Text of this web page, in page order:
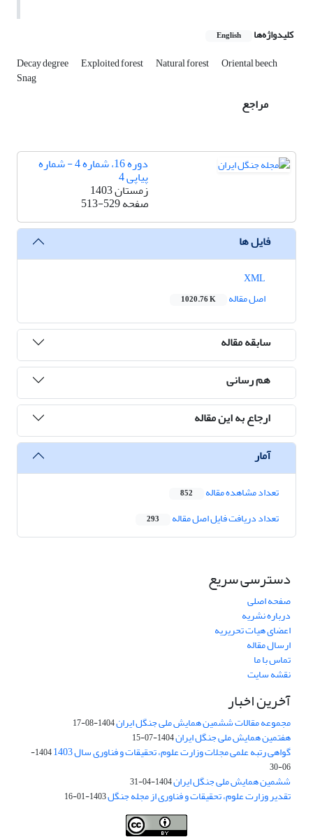
کلیدواژه‌ها English
Decay degree Exploited forest Natural forest Oriental beech
Snag
مراجع
دوره 16، شماره 4 - شماره
پیاپی 4
زمستان 1403
صفحه513-529
فایل ها
اصل مقاله
1020.76 K
سابقه مقاله
هم رسانی
ارجاع به این مقاله
آمار
تعداد مشاهده مقاله 852
تعداد دریافت فایل اصل مقاله 293
دسترسی سریع
صفحه اصلی
درباره نشریه
اعضای هیات تحریریه
ارسال مقاله
تماس با ما
نقشه سایت
آخرین اخبار
مجموعه مقالات ششمین همایش ملی جنگل ایران1404-08-17
هفتمین همایش ملی جنگل ایران1404-07-15
گواهی رتبه علمی مجلات وزارت علوم، تحقیقات و فناوری سال 1403
1404-
06-30
ششمین همایش ملی جنگل ایران1404-04-31
تقدیر وزارت علوم، تحقیقات و فناوری از مجله جنگل1403-01-16